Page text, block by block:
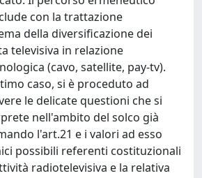
con la trattazione
della diversificazione dei
televisiva in relazione
(cavo, satellite, pay-tv).
caso, si è proceduto ad
le delicate questioni che si
nell'ambito del solco già
l'art.21 e i valori ad esso
possibili referenti costituzionali
radiotelevisiva e la relativa